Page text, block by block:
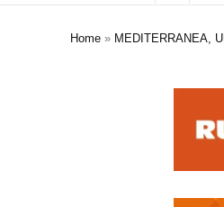
Home » MEDITERRANEA,